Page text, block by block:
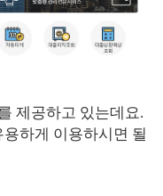
제공하고 있는데요.
하게 이용하시면 될